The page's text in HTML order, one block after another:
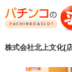
株式会社北上文化[